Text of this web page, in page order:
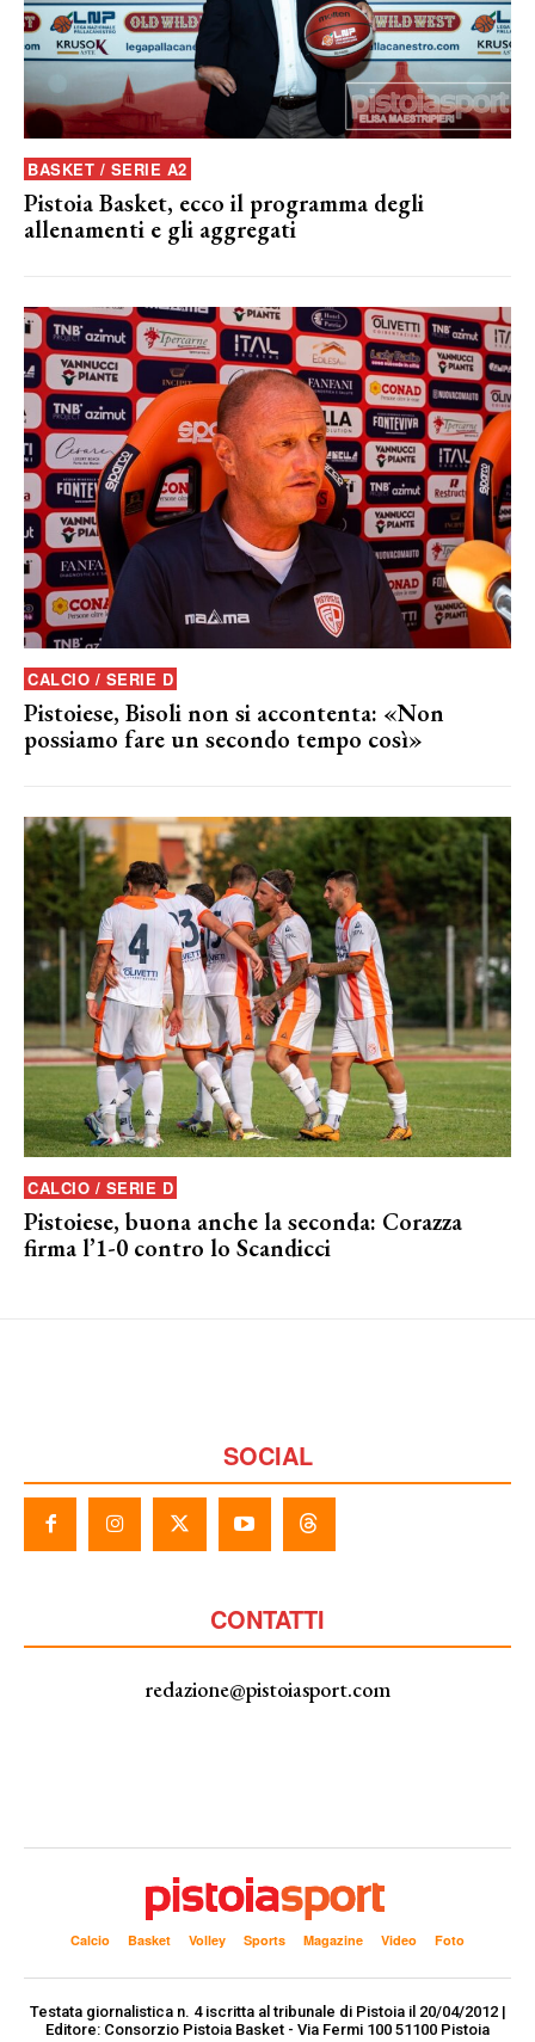
BASKET / SERIE A2
Pistoia Basket, ecco il programma degli
allenamenti e gli aggregati
CALCIO / SERIE D
Pistoiese, Bisoli non si accontenta: «Non
possiamo fare un secondo tempo così»
CALCIO / SERIE D
Pistoiese, buona anche la seconda: Corazza
firma l’1-0 contro lo Scandicci
SOCIAL
CONTATTI
redazione@pistoiasport.com
Calcio Basket Volley Sports Magazine Video Foto
Testata giornalistica n. 4 iscritta al tribunale di Pistoia il 20/04/2012 |
Editore: Consorzio Pistoia Basket - Via Fermi 100 51100 Pistoia